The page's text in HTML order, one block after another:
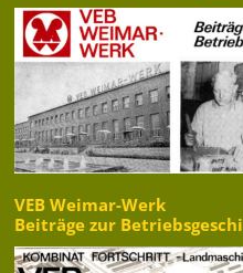
VEB Weimar-Werk
Beiträge zur